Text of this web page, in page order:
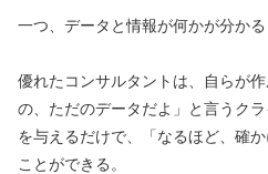
一つ、データと情報が何かが分か
優れたコンサルタントは、自らが
の、ただのデータだよ」と言うク
を与えるだけで、「なるほど、確
ことができる。